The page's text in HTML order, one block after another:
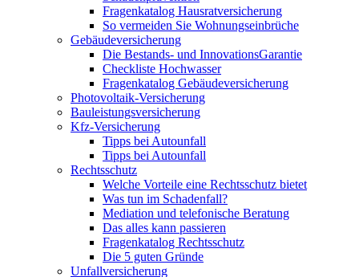
Fragenkatalog Hausratversicherung
So vermeiden Sie Wohnungseinbrüche
Gebäudeversicherung
Die Bestands- und InnovationsGarantie
Checkliste Hochwasser
Fragenkatalog Gebäudeversicherung
Photovoltaik-Versicherung
Bauleistungsversicherung
Kfz-Versicherung
Tipps bei Autounfall
Tipps bei Autounfall
Rechtsschutz
Welche Vorteile eine Rechtsschutz bietet
Was tun im Schadenfall?
Mediation und telefonische Beratung
Das alles kann passieren
Fragenkatalog Rechtsschutz
Die 5 guten Gründe
Unfallversicherung